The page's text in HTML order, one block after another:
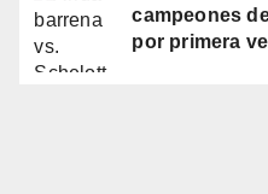
campeones
por primera